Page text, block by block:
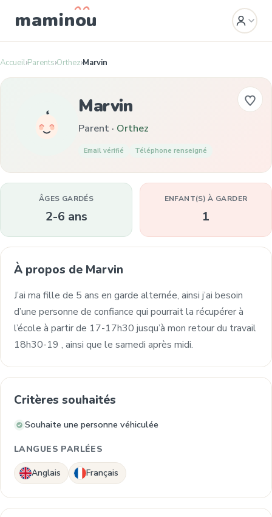
maminou
Accueil›Parents›Orthez›Marvin
Marvin
Parent · Orthez
Email vérifié Téléphone renseigné
ÂGES GARDÉS
2-6 ans
ENFANT(S) À GARDER
1
À propos de Marvin
J’ai ma fille de 5 ans en garde alternée, ainsi j’ai besoin
d’une personne de confiance qui pourrait la récupérer à
l’école à partir de 17-17h30 jusqu’à mon retour du travail
18h30-19 , ainsi que le samedi après midi.
Critères souhaités
Souhaite une personne véhiculée
LANGUES PARLÉES
Anglais Français